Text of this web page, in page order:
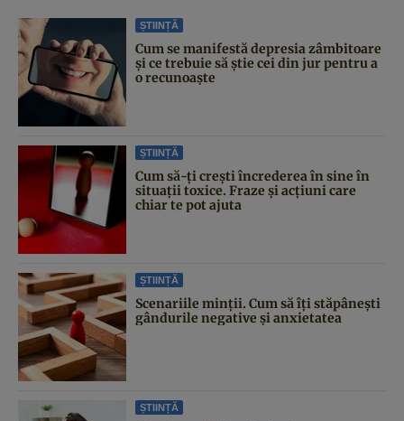
ȘTIINȚĂ
Cum se manifestă depresia zâmbitoare
și ce trebuie să știe cei din jur pentru a
o recunoaște
ȘTIINȚĂ
Cum să-ți crești încrederea în sine în
situații toxice. Fraze și acțiuni care
chiar te pot ajuta
ȘTIINȚĂ
Scenariile minții. Cum să îți stăpânești
gândurile negative și anxietatea
ȘTIINȚĂ